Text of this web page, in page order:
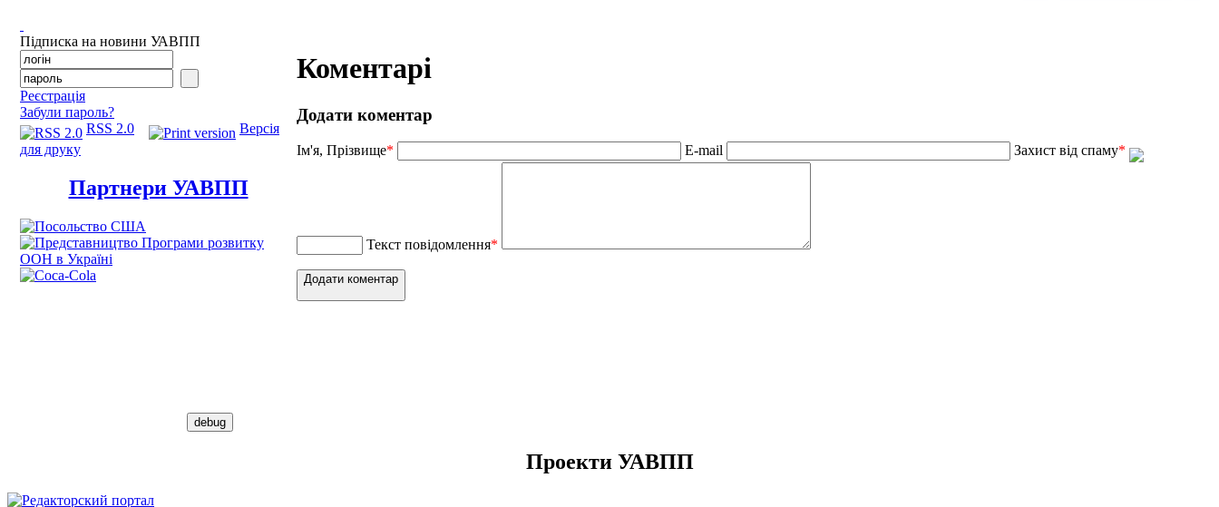
Підписка на новини УАВПП
Реєстрація
Забули пароль?
RSS 2.0
Версія
для друку
Партнери УАВПП
Коментарі
Додати коментар
Ім'я, Прізвище* E-mail Захист від спаму*
Текст повідомлення*
Додати коментар
Проекти УАВПП